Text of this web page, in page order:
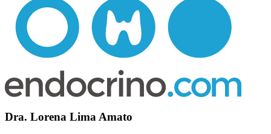
Dra. Lorena Lima Amato